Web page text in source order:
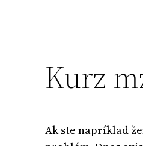
Kurz
Ak ste napríklad